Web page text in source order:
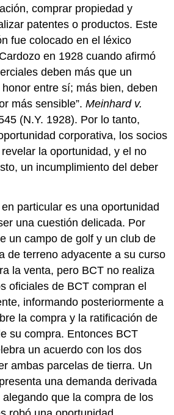
comprar propiedad y
patentes o productos. Este
fue colocado en el léxico
en 1928 cuando afirmó
deben más que un
entre sí; más bien, deben
más sensible”.Meinhard v.
(N.Y. 1928). Por lo tanto,
corporativa, los socios
la oportunidad, y el no
un incumplimiento del deber
particular es una oportunidad
una cuestión delicada. Por
un campo de golf y un club de
de terreno adyacente a su curso
la venta, pero BCT no realiza
oficiales de BCT compran el
informando posteriormente a
la compra y la ratificación de
su compra. Entonces BCT
un acuerdo con los dos
ambas parcelas de tierra. Un
una demanda derivada
que la compra de los